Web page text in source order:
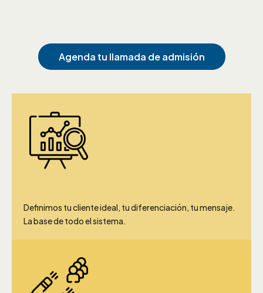
Agenda tu llamada de admisión
Definimos tu cliente ideal, tu diferenciación, tu mensaje.
La base de todo el sistema.